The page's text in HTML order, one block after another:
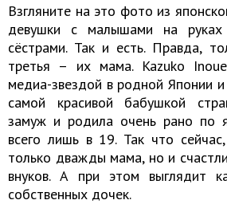
Взгляните на это фото из
девушки с малышами на руках
сёстрами. Так и есть. Правда,
третья – их мама. Kazuko
медиа-звездой в родной Японии
самой красивой бабушкой
замуж и родила очень рано по
всего лишь в 19. Так что
только дважды мама, но и
внуков. А при этом выглядит
собственных дочек.